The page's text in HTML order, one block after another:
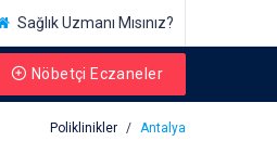
Sağlık Uzmanı Mısınız?
Nöbetçi Eczaneler
Poliklinikler Antalya